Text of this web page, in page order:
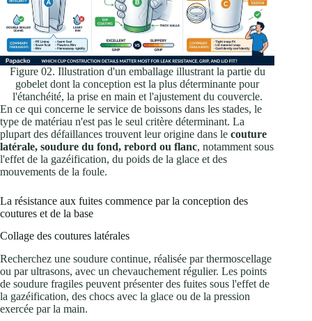
Figure 02. Illustration d'un emballage illustrant la partie du
gobelet dont la conception est la plus déterminante pour
l'étanchéité, la prise en main et l'ajustement du couvercle.
En ce qui concerne le service de boissons dans les stades, le
type de matériau n'est pas le seul critère déterminant. La
plupart des défaillances trouvent leur origine dans le couture
latérale, soudure du fond, rebord ou flanc, notamment sous
l'effet de la gazéification, du poids de la glace et des
mouvements de la foule.
La résistance aux fuites commence par la conception des
coutures et de la base
Collage des coutures latérales
Recherchez une soudure continue, réalisée par thermoscellage
ou par ultrasons, avec un chevauchement régulier. Les points
de soudure fragiles peuvent présenter des fuites sous l'effet de
la gazéification, des chocs avec la glace ou de la pression
exercée par la main.